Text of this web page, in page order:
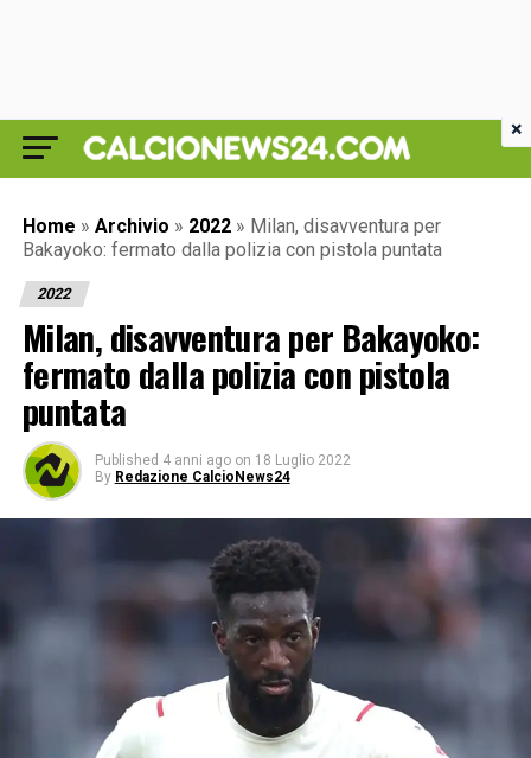
Home » Archivio » 2022 » Milan, disavventura per
Bakayoko: fermato dalla polizia con pistola puntata
2022
Milan, disavventura per Bakayoko:
fermato dalla polizia con pistola
puntata
Published 4 anni ago on 18 Luglio 2022
By Redazione CalcioNews24
×